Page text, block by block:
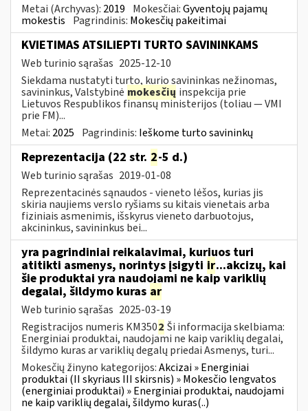
Metai (Archyvas): 2019 Mokesčiai:Gyventojų pajamų
mokestis Pagrindinis: Mokesčių pakeitimai
KVIETIMAS ATSILIEPTI TURTO SAVININKAMS
Web turinio sąrašas 2025-12-10
Siekdama nustatyti turto, kurio savininkas nežinomas,
savininkus, Valstybinė mokesčių inspekcija prie
Lietuvos Respublikos finansų ministerijos (toliau — VMI
prie FM)...
Metai: 2025 Pagrindinis: Ieškome turto savininkų
Reprezentacija (22 str. 2-5 d.)
Web turinio sąrašas 2019-01-08
Reprezentacinės sąnaudos - vieneto lėšos, kurias jis
skiria naujiems verslo ryšiams su kitais vienetais arba
fiziniais asmenimis, išskyrus vieneto darbuotojus,
akcininkus, savininkus bei...
yra pagrindiniai reikalavimai, kuriuos turi
atitikti asmenys, norintys įsigyti ir...akcizų, kai
šie produktai yra naudojami ne kaip variklių
degalai, šildymo kuras ar
Web turinio sąrašas 2025-03-19
Registracijos numeris KM3502 Ši informacija skelbiama:
Energiniai produktai, naudojami ne kaip variklių degalai,
šildymo kuras ar variklių degalų priedai Asmenys, turi...
Mokesčių žinyno kategorijos:Akcizai » Energiniai
produktai (II skyriaus III skirsnis) » Mokesčio lengvatos
(energiniai produktai) » Energiniai produktai, naudojami
ne kaip variklių degalai, šildymo kuras(..)